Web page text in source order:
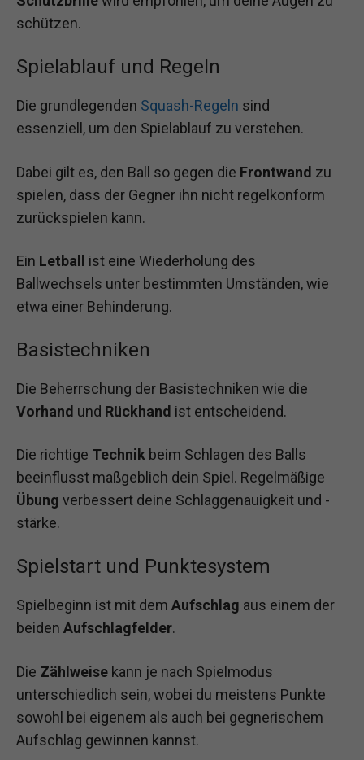
schützen.
Spielablauf und Regeln
Die grundlegenden Squash-Regeln sind
essenziell, um den Spielablauf zu verstehen.
Dabei gilt es, den Ball so gegen die Frontwand zu
spielen, dass der Gegner ihn nicht regelkonform
zurückspielen kann.
Ein Letball ist eine Wiederholung des
Ballwechsels unter bestimmten Umständen, wie
etwa einer Behinderung.
Basistechniken
Die Beherrschung der Basistechniken wie die
Vorhand und Rückhand ist entscheidend.
Die richtige Technik beim Schlagen des Balls
beeinflusst maßgeblich dein Spiel. Regelmäßige
Übung verbessert deine Schlaggenauigkeit und -
stärke.
Spielstart und Punktesystem
Spielbeginn ist mit dem Aufschlag aus einem der
beiden Aufschlagfelder.
Die Zählweise kann je nach Spielmodus
unterschiedlich sein, wobei du meistens Punkte
sowohl bei eigenem als auch bei gegnerischem
Aufschlag gewinnen kannst.